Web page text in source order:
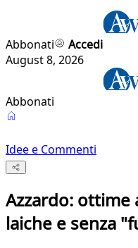
Abbonati
Accedi
August 8, 2026
Abbonati
Idee e Commenti
Azzardo:
laiche e senza